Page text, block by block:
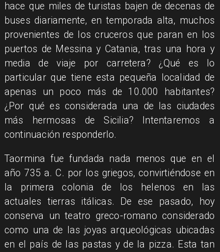
hace que miles de turistas bajen de decenas de
buses diariamente, en temporada alta, muchos
provenientes de los cruceros que paran en los
puertos de Messina y Catania, tras una hora y
media de viaje por carretera? ¿Qué es lo
particular que tiene esta pequeña localidad de
apenas un poco más de 10.000 habitantes?
¿Por qué es considerada una de las ciudades
más hermosas de Sicilia? Intentaremos a
continuación responderlo.​
Taormina fue fundada nada menos que en el
año 735 a. C. por los griegos, convirtiéndose en
la primera colonia de los helenos en las
actuales tierras itálicas. De ese pasado, hoy
conserva un teatro greco-romano considerado
como una de las joyas arqueológicas ubicadas
en el país de las pastas y de la pizza. Esta tan